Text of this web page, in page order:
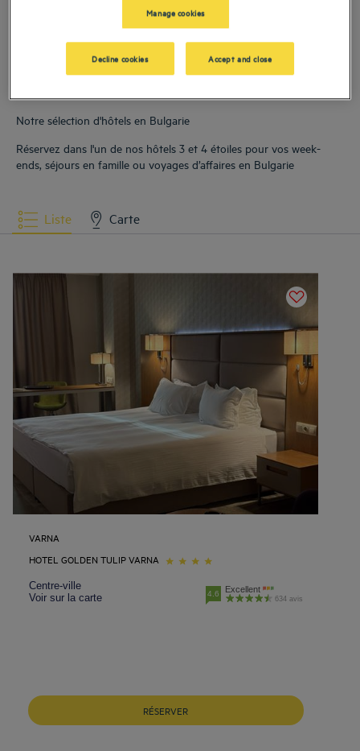
Notre sélection d'hôtels en Bulgarie
Réservez dans l'un de nos hôtels 3 et 4 étoiles pour vos week-
ends, séjours en famille ou voyages d’affaires en Bulgarie
Liste Carte
VARNA
HOTEL GOLDEN TULIP VARNA
Centre-ville
Voir sur la carte
4.6 Excellent
634 avis
RÉSERVER
Manage cookies
Decline cookies Accept and close